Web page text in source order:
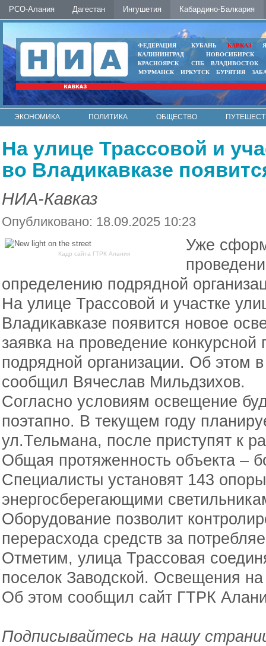
РСО-Алания Дагестан Ингушетия Кабардино-Балкария
ФЕДЕРАЦИЯ КУБАНЬ КАВКАЗ
КАЛИНИНГРАД
НОВОСИБИРСК
КРАСНОЯРСК
СПБ
ВЛАДИВОСТОК
МУРМАНСК
ИРКУТСК БУРЯТИЯ
ЭКОНОМИКА ПОЛИТИКА ОБЩЕСТВО
На улице Трассовой и
во Владикавказе
НИА-Кавказ
Опубликовано: 18.09.2025 10:23
Кадр сайта ГТРК Алания
Уже
определению подрядной
На улице Трассовой и участке
Владикавказе появится новое
заявка на проведение
подрядной организации. Об этом
сообщил Вячеслав Мильдзихов.
Согласно условиям освещение
поэтапно. В текущем году
ул.Тельмана, после приступят к
Общая протяженность объекта –
Специалисты установят 143
энергосберегающими
Оборудование позволит
перерасхода средств за
Отметим, улица Трассовая
поселок Заводской. Освещения
Об этом сообщил сайт ГТРК
Подписывайтесь на нашу